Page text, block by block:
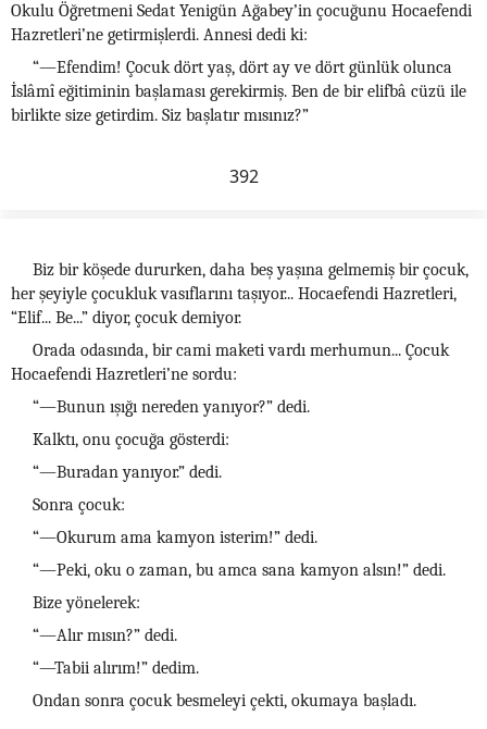
Okulu Öğretmeni Sedat Yenigün Ağabey’in çocuğunu Hocaefendi
Hazretleri’ne getirmişlerdi. Annesi dedi ki:
“—Efendim! Çocuk dört yaş, dört ay ve dört günlük olunca
İslâmî eğitiminin başlaması gerekirmiş. Ben de bir elifbâ cüzü ile
birlikte size getirdim. Siz başlatır mısınız?”
392
Biz bir köşede dururken, daha beş yaşına gelmemiş bir çocuk,
her şeyiyle çocukluk vasıflarını taşıyor... Hocaefendi Hazretleri,
“Elif... Be...” diyor, çocuk demiyor.
Orada odasında, bir cami maketi vardı merhumun... Çocuk
Hocaefendi Hazretleri’ne sordu:
“—Bunun ışığı nereden yanıyor?” dedi.
Kalktı, onu çocuğa gösterdi:
“—Buradan yanıyor.” dedi.
Sonra çocuk:
“—Okurum ama kamyon isterim!” dedi.
“—Peki, oku o zaman, bu amca sana kamyon alsın!” dedi.
Bize yönelerek:
“—Alır mısın?” dedi.
“—Tabii alırım!” dedim.
Ondan sonra çocuk besmeleyi çekti, okumaya başladı.